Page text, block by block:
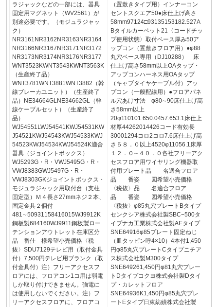
ラジャックなどの一部には、器具
固定用マグネット（WV2561）が
別途必要です。（モジュラジャッ
ク）
NR3161NR3162NR3163NR3164
NR3166NR3167NR3171NR3172
NR3173NR3174NR3176NR3177
WNT3523KWNT3543KWNT3563K
（生産終了品）
WNT3781WNT3881WNT3882（幹
線ブレーカユニット）（生産終了
品）NE34664GLNE34662GL（幹
線ケーブルセット）（生産終了
品）
WJ54551LWJ54541KWJ54531KW
J54521KWJ54543KWJ54533KWJ
54523KWJ54534KWJ54524K適合
器具（ジョイントボックス）
WJ5293G・R・VWJ5495G・R・
VWJ8383GWJ5497G・R・
VWJ8303GKジョイントボックス・
モジュラジャック用取付台（支柱
固定型）Ｍ４長さ27mmネジ２本、
固定金具２個付
481∼50931158416015WJ9912K
鋼板製684160WJ9911鋼板製ロー
テンションアウトレット在庫区分
品 番仕 様希望小売価格〈税
抜〉SDU7129テレビ用（取付金具
付）7,500円テレビ用ブランク（取
付金具付）注）フリーアクセスフ
ロアには、フロアコン1コ用は弱電
しか取り付けできません。強電に
は使用しないでください。注）フ
リーアクセスフロアに、フロアコ
（置敷きタイプ用）インナーコン
セントスクエア50●床仕上げ高さ
58mm97124□93135153182.527A
Bタイルカーペット21〈コードチッ
プ使用状態〉取付ベース厚み50ア
ップコン（置敷きフロア用）●φ88
丸穴ベース専用（DJ10288） 床
仕上げ高さ58mm以上OAタップ・
アップコンハーネス用OAタップ
（キャブタイヤケーブル付）アッ
プコン（一般配線用）●フロアパネ
ル穴あけ寸法 φ80∼90床仕上げ高
さ58mm以上
20φ110101.650.0457.653.1床仕上
材厚44262014426コード有効長
30001294コロ2コロ7.6床仕上げ高
さ５８．０以上4520φ11056.1床厚
１２．０∼４０．０各社フリーアク
セスフロア用ワイヤリング機器取
付用プレート品 名適合フロア
品 番姿 図希望小売価格
〈税抜〉品 名適合フロア
品 番姿 図希望小売価格
〈税抜〉φ85丸穴プレートBタイプ
センクシア株式会社製SBC−500タ
イプナカ工業株式会社製AEタイプ
SNE64916φ85プレート固定ねじ
（皿タッピン呼4×10）4本付1,450
円φ85丸穴プレートCタイプニチア
ス株式会社製M300タイプ
SNE649261,450円φ81丸穴プレー
トDタイプコクヨ株式会社製Dタイ
プ・カレットフロア
SNE64936K1,450円φ85丸穴プレ
ートEタイプ日東紡績株式会社製